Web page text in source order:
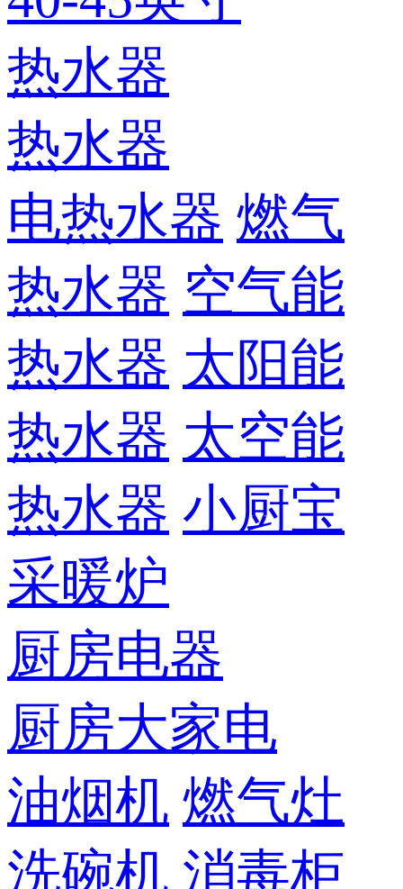
热水器
热水器
电热水器 燃气
热水器 空气能
热水器 太阳能
热水器 太空能
热水器 小厨宝
采暖炉
厨房电器
厨房大家电
油烟机 燃气灶
洗碗机 消毒柜